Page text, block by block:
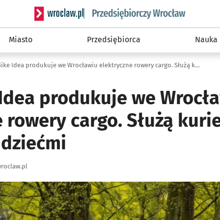
Serwis informacyjny wroclaw.pl podserwis:
Miasto Przedsiębiorca Nauka
Firma Bike Idea produkuje we Wrocławiu elektryczne rowery cargo. Służą kurierom i rodzinom z dziećmi
produkuje we
cargo. Służą